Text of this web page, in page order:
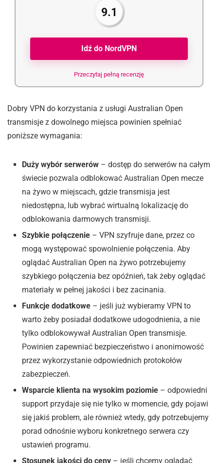
9.1
Idź do NordVPN
Przeczytaj pełną recenzję
Dobry VPN do korzystania z usługi Australian Open
transmisje z dowolnego miejsca powinien spełniać
poniższe wymagania:
Duży wybór serwerów – dostęp do serwerów na całym
świecie pozwala odblokować Australian Open mecze
na żywo w miejscach, gdzie transmisja jest
niedostępna, lub wybrać wirtualną lokalizację do
odblokowania darmowych transmisji.
Szybkie połączenie – VPN szyfruje dane, przez co
mogą występować spowolnienie połączenia. Aby
oglądać Australian Open na żywo potrzebujemy
szybkiego połączenia bez opóźnień, tak żeby oglądać
materiały w pełnej jakości i bez zacinania.
Funkcje dodatkowe – jeśli już wybieramy VPN to
warto żeby posiadał dodatkowe udogodnienia, a nie
tylko odblokowywał Australian Open transmisje.
Powinien zapewniać bezpieczeństwo i anonimowość
przez wykorzystanie odpowiednich protokołów
zabezpieczeń.
Wsparcie klienta na wysokim poziomie – odpowiedni
support przydaje się nie tylko w momencie, gdy pojawi
się jakiś problem, ale również wtedy, gdy potrzebujemy
porad odnośnie wyboru konkretnego serwera czy
ustawień programu.
Stosunek jakości do ceny – jeśli chcemy oglądać